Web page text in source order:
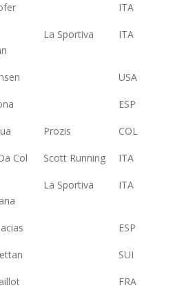
ITA
La Sportiva ITA
USA
ESP
Prozis COL
Col Scott Running ITA
La Sportiva ITA
ESP
SUI
FRA